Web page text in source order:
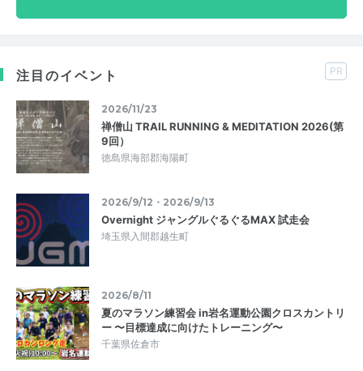
注目のイベント PR
2026/11/23
禅僧山 TRAIL RUNNING & MEDITATION 2026(第
9回）
徳島県海部郡海陽町
2026/9/12・2026/9/13
Overnight ジャングルぐるぐるMAX 試走会
埼玉県入間郡越生町
2026/8/11
夏のマラソン練習会 in岩名運動公園クロスカントリ
ー 〜目標達成に向けたトレーニング〜
千葉県佐倉市